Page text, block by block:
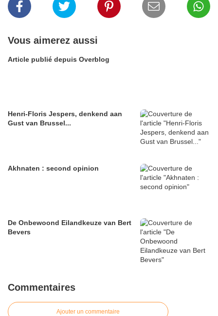
Vous aimerez aussi
Article publié depuis Overblog
Henri-Floris Jespers, denkend aan
Gust van Brussel...
Akhnaten : second opinion
De Onbewoond Eilandkeuze van Bert
Bevers
Commentaires
Ajouter un commentaire